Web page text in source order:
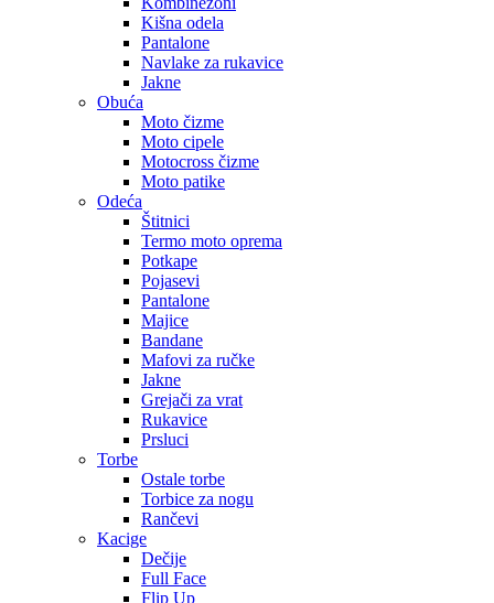
Kišna odela
Pantalone
Navlake za rukavice
Jakne
Obuća
Moto čizme
Moto cipele
Motocross čizme
Moto patike
Odeća
Štitnici
Termo moto oprema
Potkape
Pojasevi
Pantalone
Majice
Bandane
Mafovi za ručke
Jakne
Grejači za vrat
Rukavice
Prsluci
Torbe
Ostale torbe
Torbice za nogu
Rančevi
Kacige
Dečije
Full Face
Flip Up